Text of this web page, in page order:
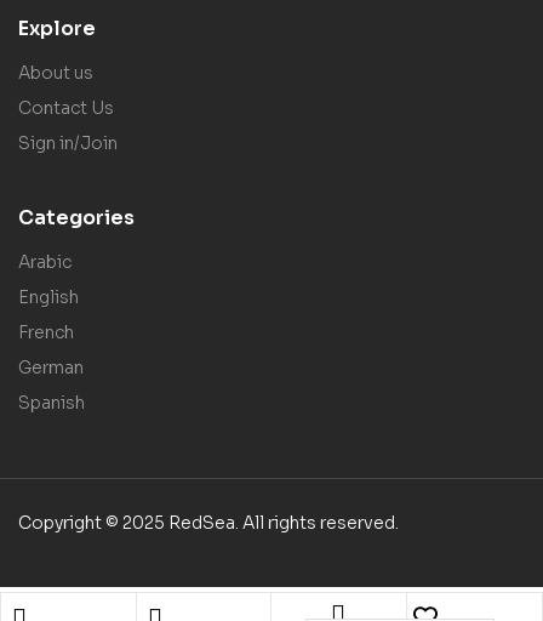
Explore
About us
Contact Us
Sign in/Join
Categories
Arabic
English
French
German
Spanish
Copyright © 2025 RedSea. All rights reserved.